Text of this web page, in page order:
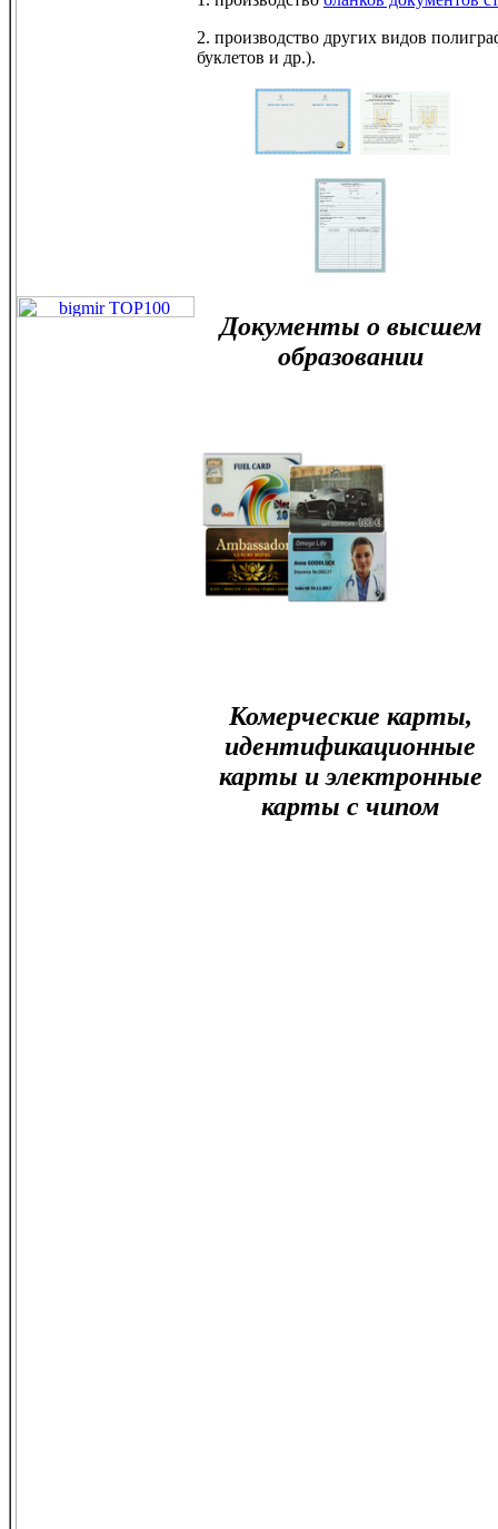
2. производство других видов
буклетов и др.).
Документы о высшем
образовании
Комерческие карты,
идентификационные
карты и электронные
карты с чипом